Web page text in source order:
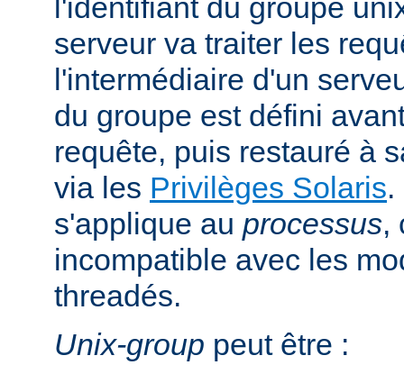
l'identifiant du groupe
serveur va traiter les
l'intermédiaire d'un
du groupe est défini
requête, puis restauré à
via les Privilèges Solaris
s'applique au processus,
incompatible avec les
threadés.
Unix-group peut être :